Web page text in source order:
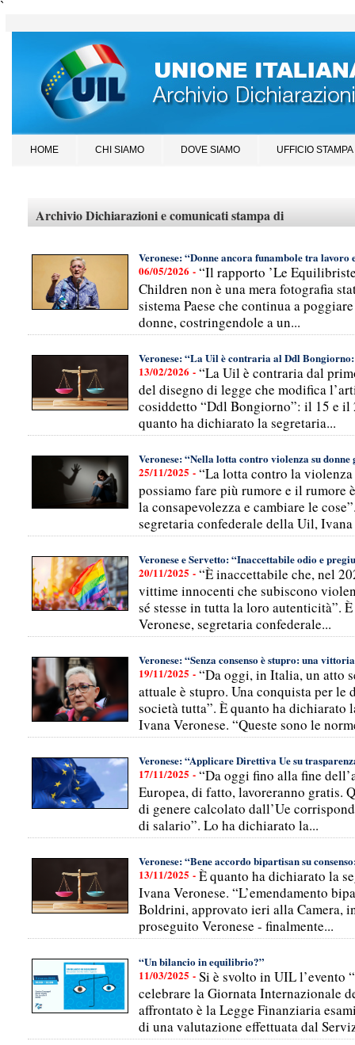
`
HOME CHI SIAMO DOVE SIAMO UFFICIO STAMPA
Archivio Dichiarazioni e comunicati stampa di
Veronese: “Donne ancora funambole tra
06/05/2026 - “Il rapporto ’Le
Children non è una mera fotografia
sistema Paese che continua a
donne, costringendole a un...
Veronese: “La Uil è contraria al Ddl
13/02/2026 - “La Uil è contraria dal
del disegno di legge che modifica
cosiddetto “Ddl Bongiorno”: il 15 e il
quanto ha dichiarato la segretaria...
Veronese: “Nella lotta contro violenza su
25/11/2025 - “La lotta contro la
possiamo fare più rumore e il rumore
la consapevolezza e cambiare le
segretaria confederale della Uil,
Veronese e Servetto: “Inaccettabile odio e
20/11/2025 - “È inaccettabile che, nel
vittime innocenti che subiscono
sé stesse in tutta la loro autenticità”.
Veronese, segretaria confederale...
Veronese: “Senza consenso è stupro: una
19/11/2025 - “Da oggi, in Italia, un atto
attuale è stupro. Una conquista per le
società tutta”. È quanto ha
Ivana Veronese. “Queste sono le
Veronese: “Applicare Direttiva Ue su
17/11/2025 - “Da oggi fino alla fine
Europea, di fatto, lavoreranno gratis.
di genere calcolato dall’Ue
di salario”. Lo ha dichiarato la...
Veronese: “Bene accordo bipartisan su
13/11/2025 - È quanto ha dichiarato la
Ivana Veronese. “L’emendamento
Boldrini, approvato ieri alla Camera,
proseguito Veronese - finalmente...
“Un bilancio in equilibrio?”
11/03/2025 - Si è svolto in UIL l’evento
celebrare la Giornata Internazionale
affrontato è la Legge Finanziaria
di una valutazione effettuata dal